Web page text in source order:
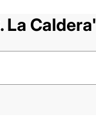
La Caldera'